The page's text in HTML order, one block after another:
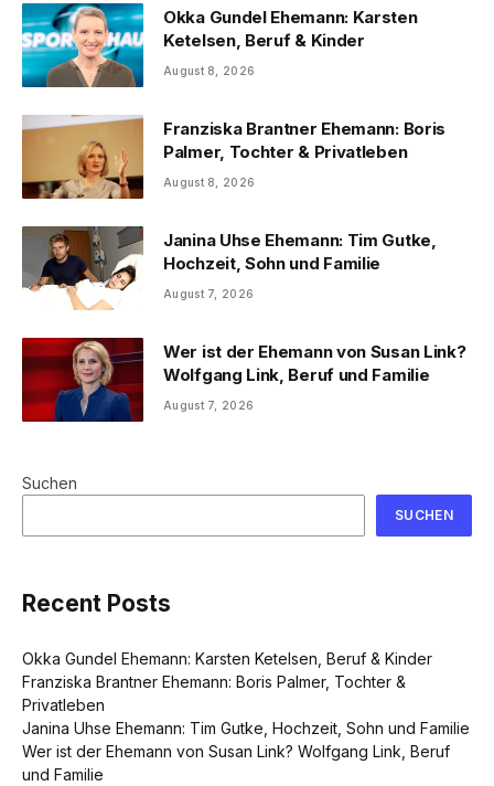
Okka Gundel Ehemann: Karsten
Ketelsen, Beruf & Kinder
August 8, 2026
Franziska Brantner Ehemann: Boris
Palmer, Tochter & Privatleben
August 8, 2026
Janina Uhse Ehemann: Tim Gutke,
Hochzeit, Sohn und Familie
August 7, 2026
Wer ist der Ehemann von Susan Link?
Wolfgang Link, Beruf und Familie
August 7, 2026
Suchen
SUCHEN
Recent Posts
Okka Gundel Ehemann: Karsten Ketelsen, Beruf & Kinder
Franziska Brantner Ehemann: Boris Palmer, Tochter &
Privatleben
Janina Uhse Ehemann: Tim Gutke, Hochzeit, Sohn und Familie
Wer ist der Ehemann von Susan Link? Wolfgang Link, Beruf
und Familie